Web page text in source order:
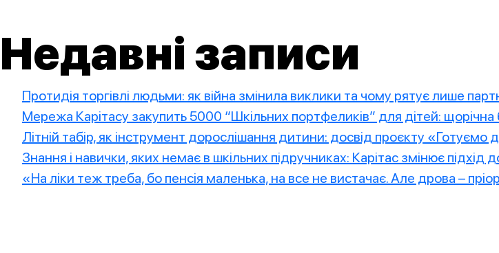
Недавні записи
Протидія торгівлі людьми: як війна змінила виклики та чому рятує лише
Мережа Карітасу закупить 5000 “Шкільних портфеликів” для дітей: щорічна
Літній табір, як інструмент дорослішання дитини: досвід проєкту «Готуємо
Знання і навички, яких немає в шкільних підручниках: Карітас змінює підхід
«На ліки теж треба, бо пенсія маленька, на все не вистачає. Але дрова –